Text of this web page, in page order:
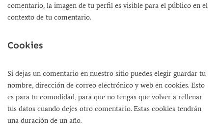
comentario, la imagen de tu perfil es visible para el público en el
contexto de tu comentario.
Cookies
Si dejas un comentario en nuestro sitio puedes elegir guardar tu
nombre, dirección de correo electrónico y web en cookies. Esto
es para tu comodidad, para que no tengas que volver a rellenar
tus datos cuando dejes otro comentario. Estas cookies tendrán
una duración de un año.